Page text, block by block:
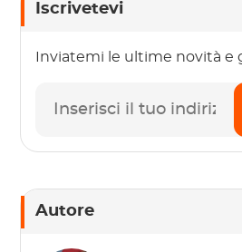
Iscrivetevi
Inviatemi le ultime novità e
Autore